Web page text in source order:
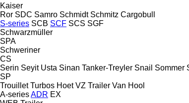
Kaiser
Ror SDC Samro Schmidt Schmitz Cargobull
S-series SCB SCF SCS SGF
Schwarzmüller
SPA
Schweriner
CS
Serin Seyit Usta Sinan Tanker-Treyler Snail Sommer
SP
Trouillet Turbos Hoet VZ Trailer Van Hool
A-seriesADR EX